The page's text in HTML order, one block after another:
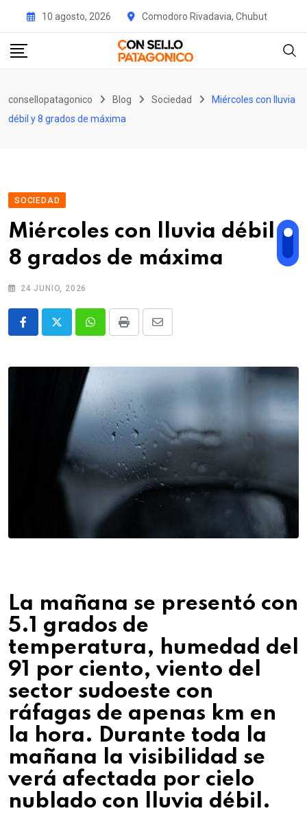
content
10 agosto, 2026 Comodoro Rivadavia, Chubut
consellopatagonico Blog Sociedad
Miércoles con lluvia
débil y 8 grados de máxima
SOCIEDAD
Miércoles con lluvia débil y
8 grados de máxima
24 JUNIO, 2026
WhatsappPrint
Share
Email
La mañana se presentó con
5.1 grados de
temperatura, humedad del
91 por ciento, viento del
sector sudoeste con
ráfagas de apenas km en
la hora. Durante toda la
mañana la visibilidad se
verá afectada por cielo
nublado con lluvia débil.